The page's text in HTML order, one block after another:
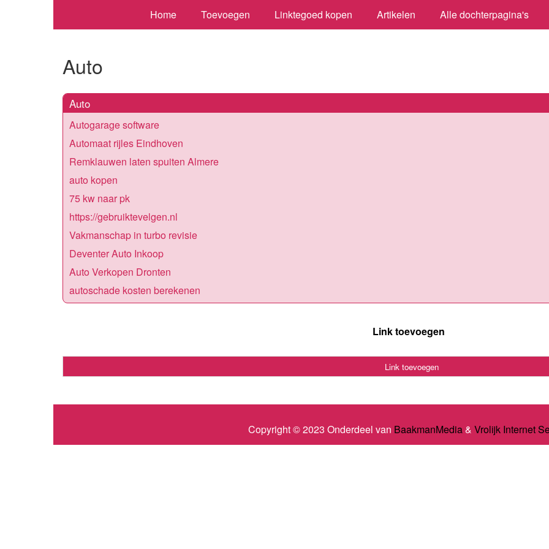
Home Toevoegen Linktegoed kopen Artikelen Alle dochterpagina's
Auto
Auto
Autogarage software
Automaat rijles Eindhoven
Remklauwen laten spuiten Almere
auto kopen
75 kw naar pk
https://gebruiktevelgen.nl
Vakmanschap in turbo revisie
Deventer Auto Inkoop
Auto Verkopen Dronten
autoschade kosten berekenen
Link toevoegen
Link toevoegen
Copyright © 2023 Onderdeel van BaakmanMedia& Vrolijk Internet